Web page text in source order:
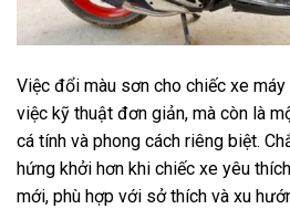
Việc đổi màu sơn cho chiếc xe
việc kỹ thuật đơn giản, mà còn là
cá tính và phong cách riêng biệt.
hứng khởi hơn khi chiếc xe yêu
mới, phù hợp với sở thích và xu